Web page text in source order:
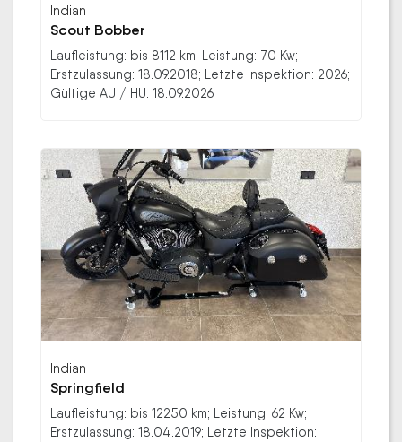
Indian
Scout Bobber
Laufleistung: bis 8112 km; Leistung: 70 Kw;
Erstzulassung: 18.09.2018; Letzte Inspektion: 2026;
Gültige AU / HU: 18.09.2026
Indian
Springfield
Laufleistung: bis 12250 km; Leistung: 62 Kw;
Erstzulassung: 18.04.2019; Letzte Inspektion: